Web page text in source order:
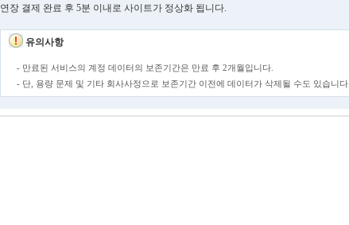
연장 결제 완료 후 5분 이내로 사이트가 정상화 됩니다.
유의사항
- 만료된 서비스의 계정 데이터의 보존기간은 만료 후 2개월입니다.
- 단, 용량 문제 및 기타 회사사정으로 보존기간 이전에 데이터가 삭제될 수도 있습니다.